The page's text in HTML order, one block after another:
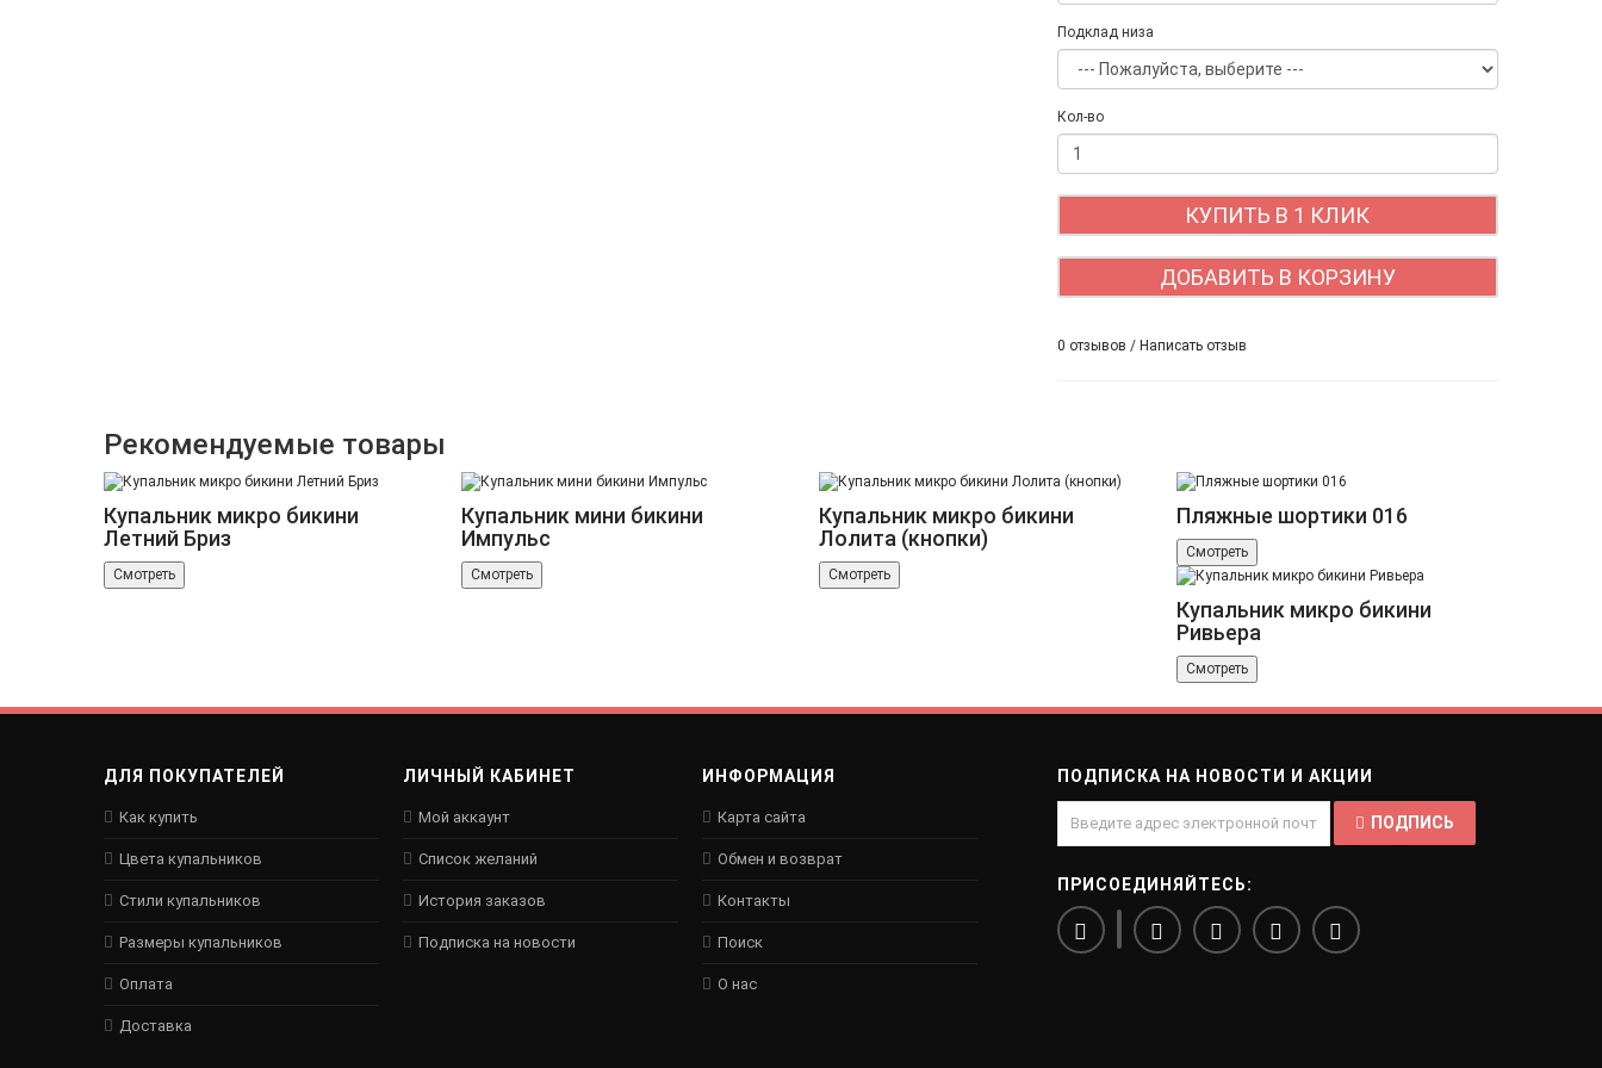
Подклад низа
Кол-во
КУПИТЬ В 1 КЛИК
ДОБАВИТЬ В КОРЗИНУ
0 отзывов / Написать отзыв
Рекомендуемые товары
Купальник микро бикини
Летний Бриз
Смотреть
Купальник мини бикини
Импульс
Смотреть
Купальник микро бикини
Лолита (кнопки)
Смотреть
Пляжные шортики 016
Смотреть
Купальник микро бикини
Ривьера
Смотреть
ДЛЯ ПОКУПАТЕЛЕЙ
Как купить
Цвета купальников
Стили купальников
Размеры купальников
Оплата
Доставка
ЛИЧНЫЙ КАБИНЕТ
Мой аккаунт
Список желаний
История заказов
Подписка на новости
ИНФОРМАЦИЯ
Карта сайта
Обмен и возврат
Контакты
Поиск
О нас
ПОДПИСКА НА НОВОСТИ И АКЦИИ
ПОДПИСЬ
ПРИСОЕДИНЯЙТЕСЬ: